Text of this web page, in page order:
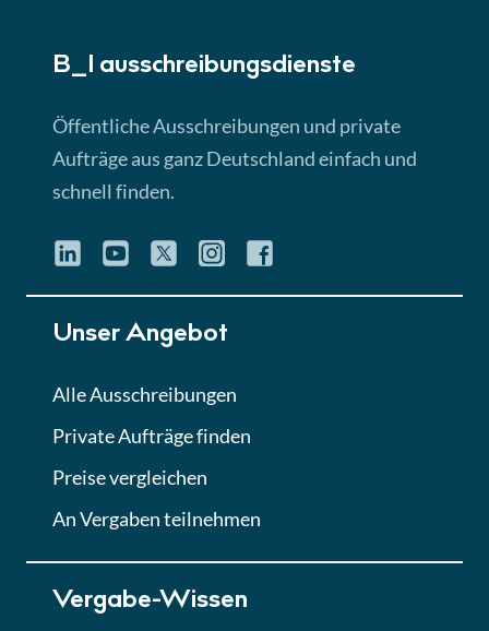
Lektion 3
► 4:31 Min
Quiz
Eignung im Vergabeverfahren
Lektion 6
Abgabe von Angeboten
Lektion
Lektion 7
Finales Quiz
B_I ausschreibungs­dienste
Öffentliche Ausschreibungen und private
Aufträge aus ganz Deutschland einfach und
schnell finden.
Unser Angebot
Alle Ausschreibungen
Private Aufträge finden
Preise vergleichen
An Vergaben teilnehmen
Vergabe-Wissen